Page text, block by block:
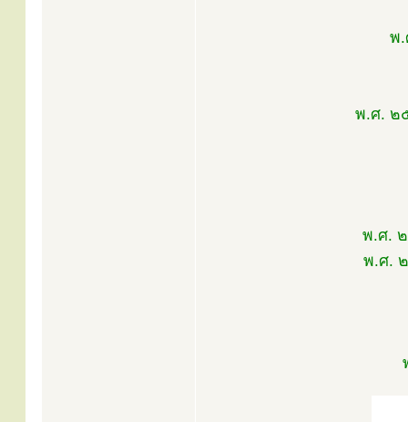
พ.
พ.ศ. ๒
พ.ศ.
พ.ศ.